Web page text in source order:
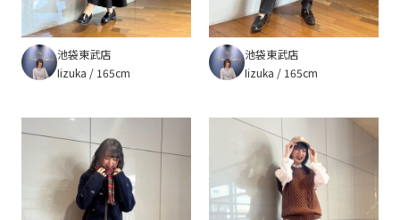
池袋東武店
Iizuka
165cm
池袋東武店
Iizuka
165cm